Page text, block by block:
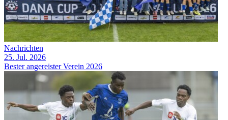
Nachrichten
25. Jul. 2026
Bester angereister Verein 2026